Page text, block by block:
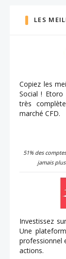
LES
Copiez les
Social !
très
marché CFD.
51% des
jamais
Investissez
Une
professionnel
actions.